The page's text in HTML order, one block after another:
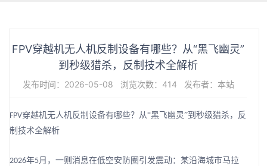
FPV穿越机无人机反制设备有哪些？从“黑飞幽灵”
到秒级猎杀，反制技术全解析
发布时间：2026-05-08 浏览次数：414 发布者：本站
FPV穿越机无人机反制设备有哪些？从“黑飞幽灵”到秒级猎杀，反
制技术全解析
2026年5月，一则消息在低空安防圈引发震动：某沿海城市马拉